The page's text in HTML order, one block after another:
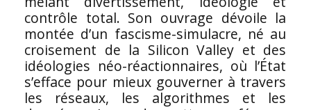
contrôle total. Son ouvrage dévoile la
montée d’un fascisme-simulacre, né au
croisement de la Silicon Valley et des
idéologies néo-réactionnaires, où l’État
s’efface pour mieux gouverner à travers
les réseaux, les algorithmes et les